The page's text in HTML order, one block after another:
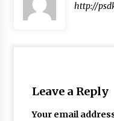
http://
Leave a Reply
Your email